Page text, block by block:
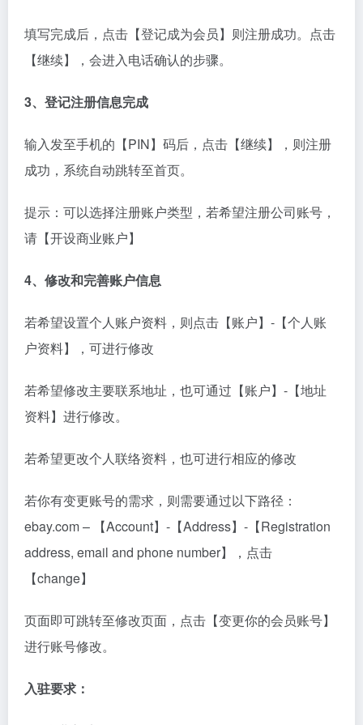
填写完成后，点击【登记成为会员】则注册成功。点击
【继续】，会进入电话确认的步骤。
3、登记注册信息完成
输入发至手机的【PIN】码后，点击【继续】，则注册
成功，系统自动跳转至首页。
提示：可以选择注册账户类型，若希望注册公司账号，
请【开设商业账户】
4、修改和完善账户信息
若希望设置个人账户资料，则点击【账户】-【个人账
户资料】，可进行修改
若希望修改主要联系地址，也可通过【账户】-【地址
资料】进行修改。
若希望更改个人联络资料，也可进行相应的修改
若你有变更账号的需求，则需要通过以下路径：
ebay.com – 【Account】-【Address】-【Registration
address, email and phone number】，点击
【change】
页面即可跳转至修改页面，点击【变更你的会员账号】
进行账号修改。
入驻要求：